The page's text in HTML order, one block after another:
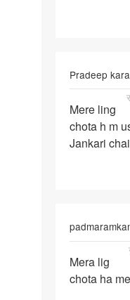
Pradeep
Mere
ling
chota
Mere ling
chota h m
Jankari
Mera
lig
Mera lig
chota ha